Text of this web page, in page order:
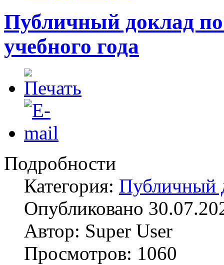
Публичный доклад по
учебного года
Подробности
Категория: Публичный
Опубликовано
Автор: Super User
Просмотров: 1060